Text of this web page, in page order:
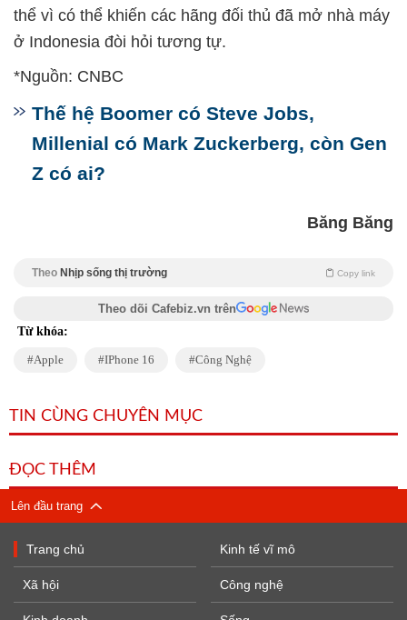
thể vì có thể khiến các hãng đối thủ đã mở nhà máy
ở Indonesia đòi hỏi tương tự.
*Nguồn: CNBC
Thế hệ Boomer có Steve Jobs,
Millenial có Mark Zuckerberg, còn Gen
Z có ai?
Băng Băng
Theo Nhịp sống thị trường Copy link
Theo dõi Cafebiz.vn trên
Từ khóa:
Apple IPhone 16 Công Nghệ
TIN CÙNG CHUYÊN MỤC
ĐỌC THÊM
Lên đầu trang
Trang chủ
Xã hội
Kinh tế vĩ mô
Công nghệ